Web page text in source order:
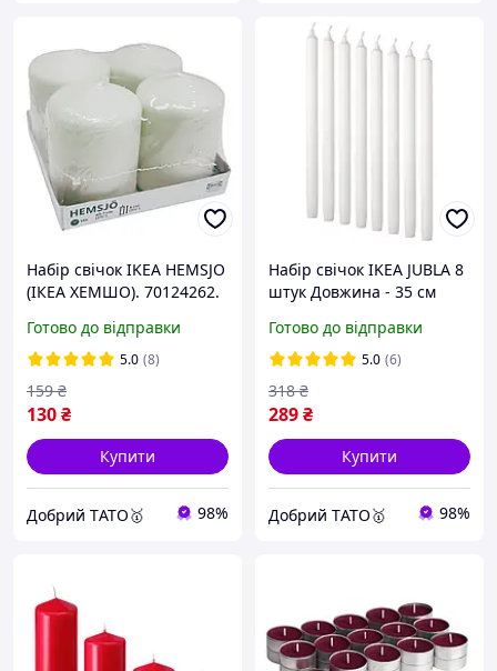
Набір свічок IKEA HEMSJO
(ІКЕА ХЕМШО). 70124262.
годин
Готово до відправки
5.0 (8)
130₴
159 ₴
Купити
Добрий TАТО🥇 98%
Набір свічок IKEA JUBLA 8
штук Довжина - 35 см
Готово до відправки
5.0 (6)
289₴
318 ₴
Купити
Добрий TАТО🥇 98%